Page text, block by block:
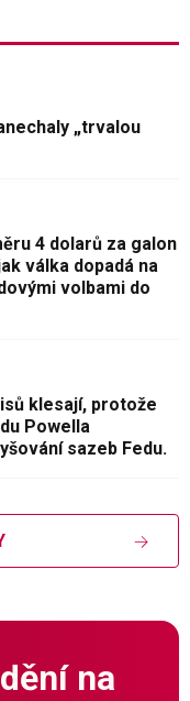
„trvalou
4 dolarů za galon
válka dopadá na
volbami do
klesají, protože
Powella
sazeb Fedu.
na